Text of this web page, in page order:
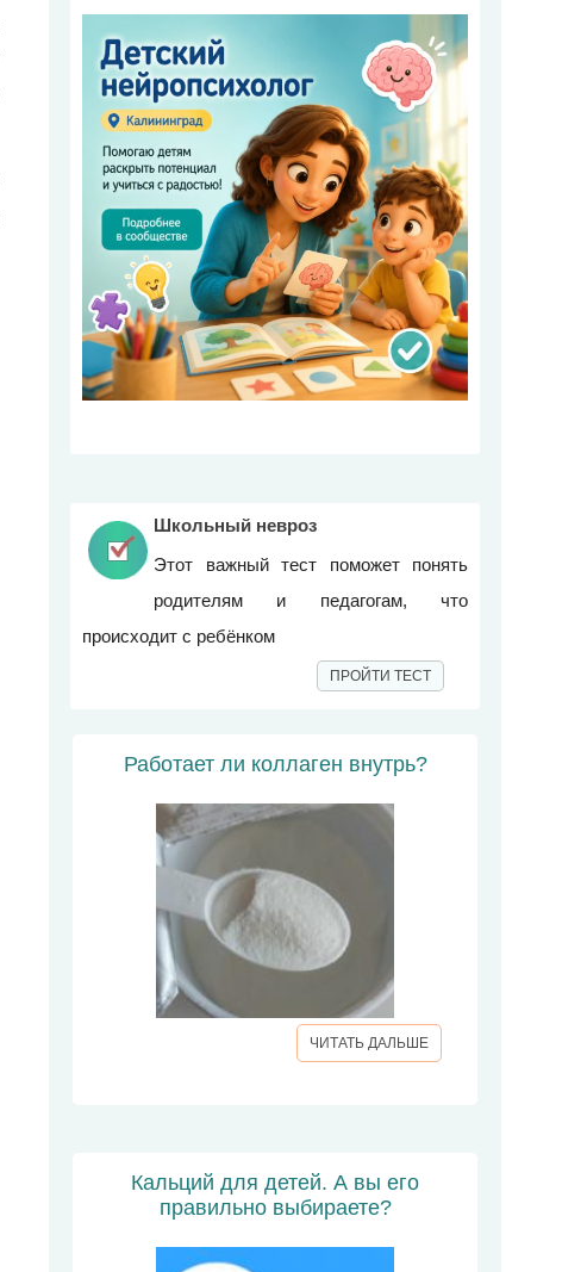
Школьный невроз
Этот важный тест поможет понять
родителям и педагогам, что
происходит с ребёнком
ПРОЙТИ ТЕСТ
Работает ли коллаген внутрь?
ЧИТАТЬ ДАЛЬШЕ
Кальций для детей. А вы его
правильно выбираете?